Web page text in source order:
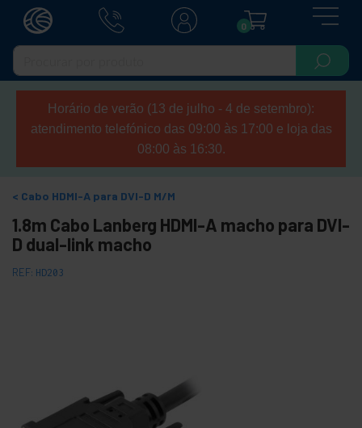
0
Horário de verão (13 de julho - 4 de setembro):
atendimento telefónico das 09:00 às 17:00 e loja das
08:00 às 16:30.
Cabo HDMI-A para DVI-D M/M
1.8m Cabo Lanberg HDMI-A macho para DVI-
D dual-link macho
REF: HD203